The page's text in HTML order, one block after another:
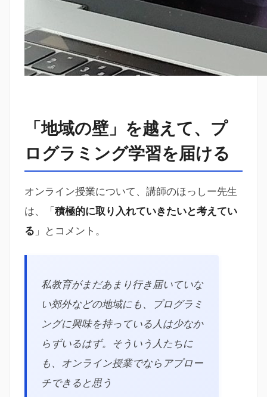
「地域の壁」を越えて、プ
ログラミング学習を届ける
オンライン授業について、講師のほっしー先生
は、「積極的に取り入れていきたいと考えてい
る 」とコメント。
私教育がまだあまり行き届いていな
い郊外などの地域にも、プログラミ
ングに興味を持っている人は少なか
らずいるはず。そういう人たちに
も、オンライン授業でならアプロー
チできると思う